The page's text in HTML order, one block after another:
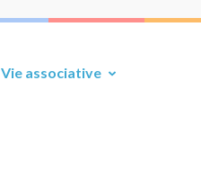
Vie associative